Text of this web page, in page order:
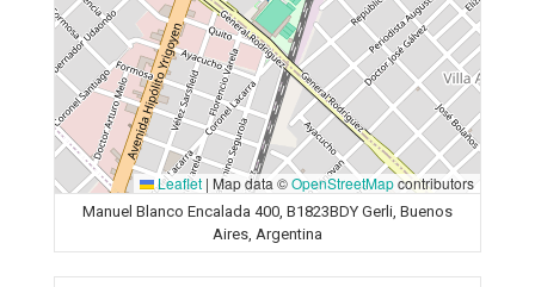
Leaflet | Map data ©OpenStreetMapcontributors
Manuel Blanco Encalada 400, B1823BDY Gerli, Buenos
Aires, Argentina